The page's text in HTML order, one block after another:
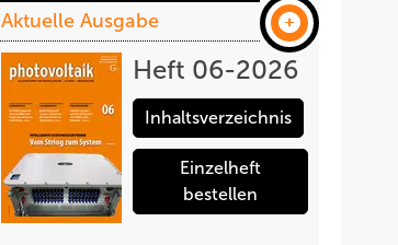
Aktuelle Ausgabe
Heft 06-2026
Inhaltsverzeichnis
Einzelheft
bestellen